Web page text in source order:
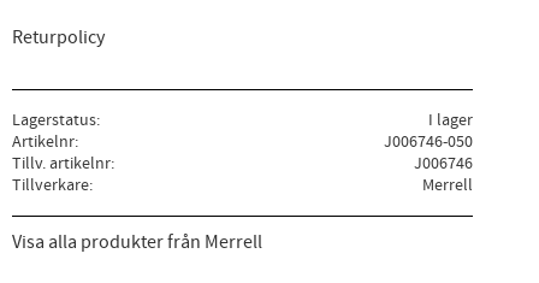
Returpolicy
Lagerstatus
I lager
Artikelnr
J006746-050
Tillv. artikelnr
J006746
Tillverkare
Merrell
Visa alla produkter från Merrell